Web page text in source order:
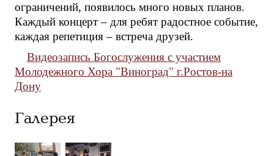
ограничений, появилось много новых планов.
Каждый концерт – для ребят радостное событие,
каждая репетиция – встреча друзей.
Видеозапись Богослужения с участием
Молодежного Хора "Виноград" г.Ростов-на
Дону
Галерея